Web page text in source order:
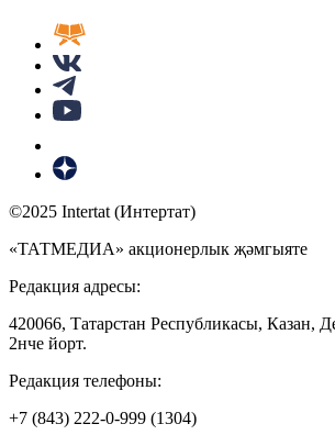
©2025 Intertat (Интертат)
«ТАТМЕДИА» акционерлык җәмгыяте
Редакция адресы:
420066, Татарстан Республикасы, Казан,
2нче йорт.
Редакция телефоны:
+7 (843) 222-0-999 (1304)